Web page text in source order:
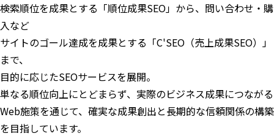
検索順位を成果とする「順位成果SEO」から、問い合わせ・購
入など
サイトのゴール達成を成果とする「C'SEO（売上成果SEO）」
まで、
目的に応じたSEOサービスを展開。
単なる順位向上にとどまらず、実際のビジネス成果につながる
Web施策を通じて、確実な成果創出と長期的な信頼関係の構築
を目指しています。